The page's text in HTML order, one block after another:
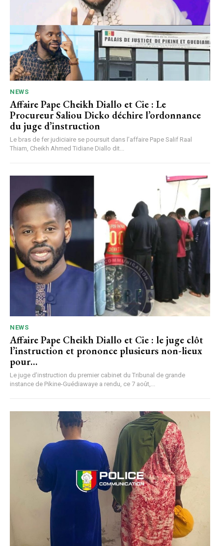
NEWS
Affaire Pape Cheikh Diallo et Cie : Le
Procureur Saliou Dicko déchire l’ordonnance
du juge d’instruction
Le bras de fer judiciaire se poursuit dans l’affaire Pape Salif Raal
Thiam, Cheikh Ahmed Tidiane Diallo dit...
NEWS
Affaire Pape Cheikh Diallo et Cie : le juge clôt
l’instruction et prononce plusieurs non-lieux
pour…
Le juge d’instruction du premier cabinet du Tribunal de grande
instance de Pikine-Guédiawaye a rendu, ce 7 août,...